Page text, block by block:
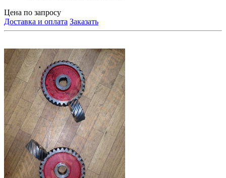
Цена по запросу
Доставка и оплата Заказать